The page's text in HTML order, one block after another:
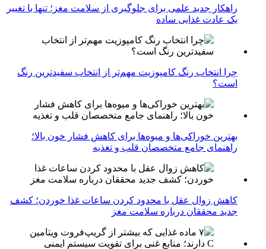
راهکار جدید علمی برای جلوگیری از سلامت مغز؛ تنها با تغییر
یک عادت غذایی ساده
چرا انتخاب رنگ کامپوزیت مهم‌تر از انتخاب سفیدترین رنگ
است؟
بهترین خوراکی‌ها و میوه‌ها برای کاهش فشار خون بالا؛
راهنمای جامع متخصصان قلب و تغذیه
کاهش زوال عقل با محدود کردن ساعات غذا خوردن؛ کشف
جدید محققان درباره سلامت مغز